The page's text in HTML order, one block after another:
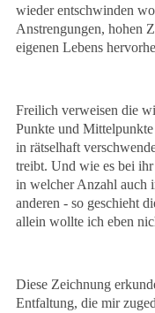
wieder entschwinden
Anstrengungen, hohen
eigenen Lebens
Freilich verweisen die
Punkte und
in rätselhaft
treibt. Und wie es bei
in welcher Anzahl auch
anderen - so geschieht
allein wollte ich eben
Diese Zeichnung
Entfaltung, die mir